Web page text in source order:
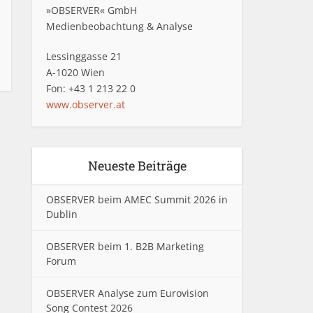
»OBSERVER« GmbH
Medienbeobachtung & Analyse
Lessinggasse 21
A-1020 Wien
Fon: +43 1 213 22 0
www.observer.at
Neueste Beiträge
OBSERVER beim AMEC Summit 2026 in
Dublin
OBSERVER beim 1. B2B Marketing
Forum
OBSERVER Analyse zum Eurovision
Song Contest 2026